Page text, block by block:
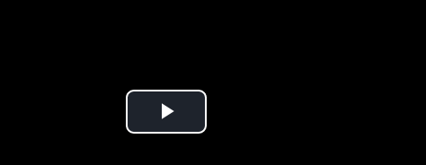
Play